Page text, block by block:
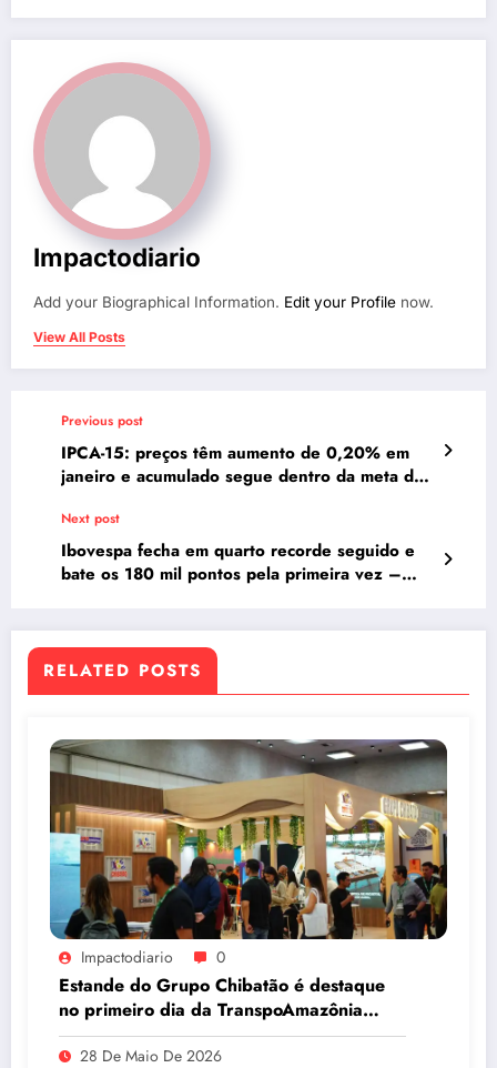
Impactodiario
Add your Biographical Information. Edit your Profile now.
View All Posts
Previous post
IPCA-15: preços têm aumento de 0,20% em
janeiro e acumulado segue dentro da meta do
Next post
Ibovespa fecha em quarto recorde seguido e
bate os 180 mil pontos pela primeira vez –
RELATED POSTS
Impactodiario 0
Estande do Grupo Chibatão é destaque
no primeiro dia da TranspoAmazônia
2026
28 De Maio De 2026